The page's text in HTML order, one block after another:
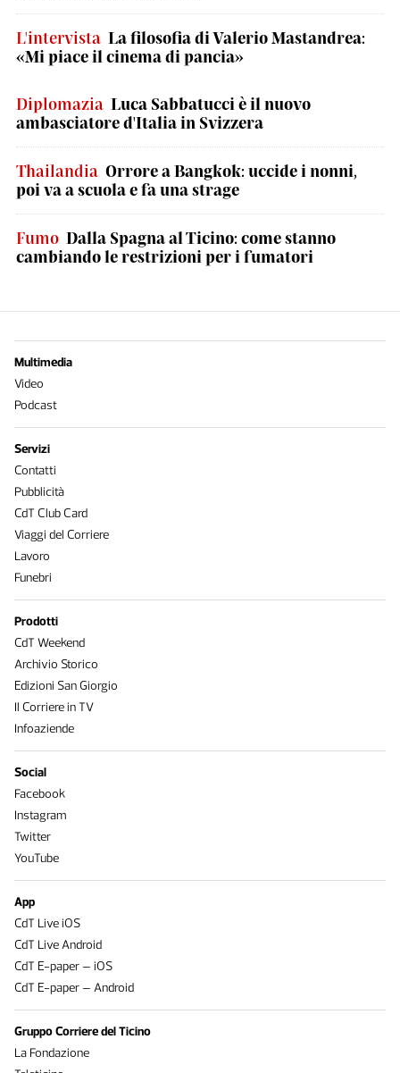
L'intervista La filosofia di Valerio Mastandrea:
«Mi piace il cinema di pancia»
Diplomazia Luca Sabbatucci è il nuovo
ambasciatore d'Italia in Svizzera
Thailandia Orrore a Bangkok: uccide i nonni,
poi va a scuola e fa una strage
Fumo Dalla Spagna al Ticino: come stanno
cambiando le restrizioni per i fumatori
Multimedia
Video
Podcast
Servizi
Contatti
Pubblicità
CdT Club Card
Viaggi del Corriere
Lavoro
Funebri
Prodotti
CdT Weekend
Archivio Storico
Edizioni San Giorgio
Il Corriere in TV
Infoaziende
Social
Facebook
Instagram
Twitter
YouTube
App
CdT Live iOS
CdT Live Android
CdT E-paper – iOS
CdT E-paper – Android
Gruppo Corriere del Ticino
La Fondazione